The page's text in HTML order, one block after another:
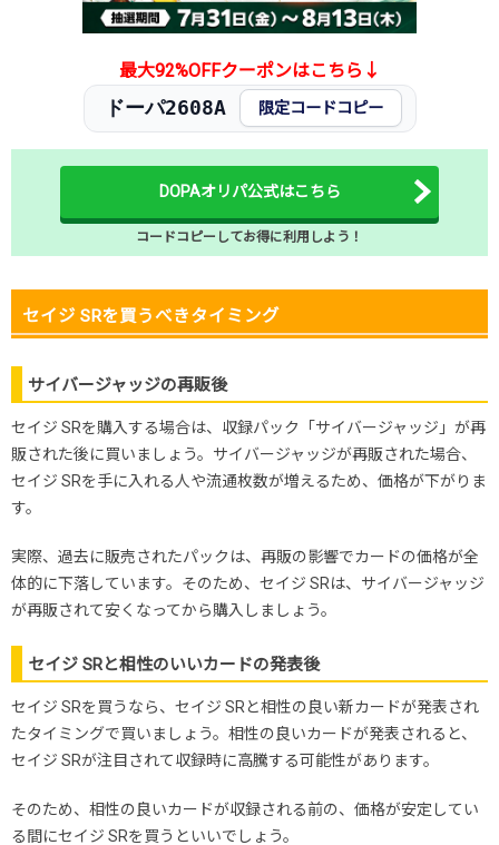
最大92%OFFクーポンはこちら↓
ドーパ2608A 限定コードコピー
DOPAオリパ公式はこちら
コードコピーしてお得に利用しよう！
セイジ SRを買うべきタイミング
サイバージャッジの再販後
セイジ SRを購入する場合は、収録パック「サイバージャッジ」が再
販された後に買いましょう。サイバージャッジが再販された場合、
セイジ SRを手に入れる人や流通枚数が増えるため、価格が下がりま
す。
実際、過去に販売されたパックは、再販の影響でカードの価格が全
体的に下落しています。そのため、セイジ SRは、サイバージャッジ
が再販されて安くなってから購入しましょう。
セイジ SRと相性のいいカードの発表後
セイジ SRを買うなら、セイジ SRと相性の良い新カードが発表され
たタイミングで買いましょう。相性の良いカードが発表されると、
セイジ SRが注目されて収録時に高騰する可能性があります。
そのため、相性の良いカードが収録される前の、価格が安定してい
る間にセイジ SRを買うといいでしょう。